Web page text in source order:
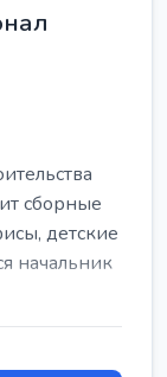
сборные
детские
начальник